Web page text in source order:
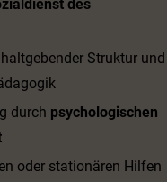
des
Struktur und
durch psychologischen
oder stationären Hilfen